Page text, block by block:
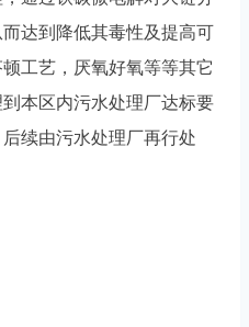
达到降低其毒性及提高可
工艺，厌氧好氧等等其它
本区内污水处理厂达标要
续由污水处理厂再行处